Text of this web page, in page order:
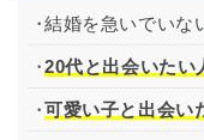
結婚を急いでいな
20代と出会いたい
可愛い子と出会い